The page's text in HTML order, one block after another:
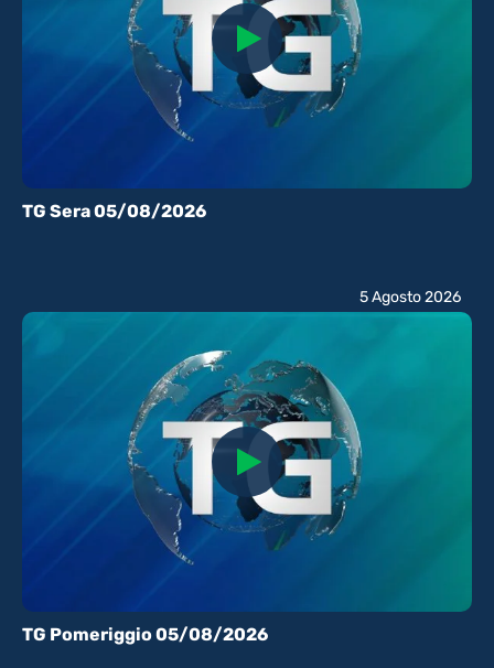
TG Sera 05/08/2026
TG Pomeriggio 05/08/2026
5 Agosto 2026